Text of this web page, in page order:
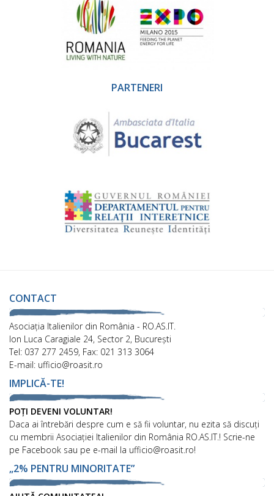
PARTENERI
CONTACT
Asociaţia Italienilor din România - RO.AS.IT.
Ion Luca Caragiale 24, Sector 2, București
Tel: 037 277 2459, Fax: 021 313 3064
E-mail: ufficio@roasit.ro
IMPLICĂ-TE!
POȚI DEVENI VOLUNTAR!
Daca ai întrebări despre cum e să fii voluntar, nu ezita să discuți
cu membrii Asociației Italienilor din România RO.AS.IT.! Scrie-ne
pe Facebook sau pe e-mail la ufficio@roasit.ro!
„2% PENTRU MINORITATE”